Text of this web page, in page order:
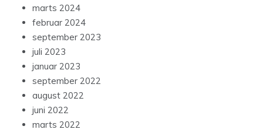
marts 2024
februar 2024
september 2023
juli 2023
januar 2023
september 2022
august 2022
juni 2022
marts 2022